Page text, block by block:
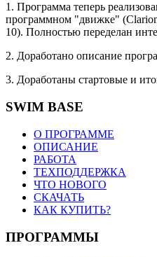
1. Программа теперь
программном "движке"
10). Полностью переделан
2. Доработано описание
3. Доработаны стартовые и
SWIM BASE
О ПРОГРАММЕ
ОПИСАНИЕ
РАБОТА
ТЕХПОДДЕРЖКА
ЧТО НОВОГО
СКАЧАТЬ
КАК КУПИТЬ?
ПРОГРАММЫ